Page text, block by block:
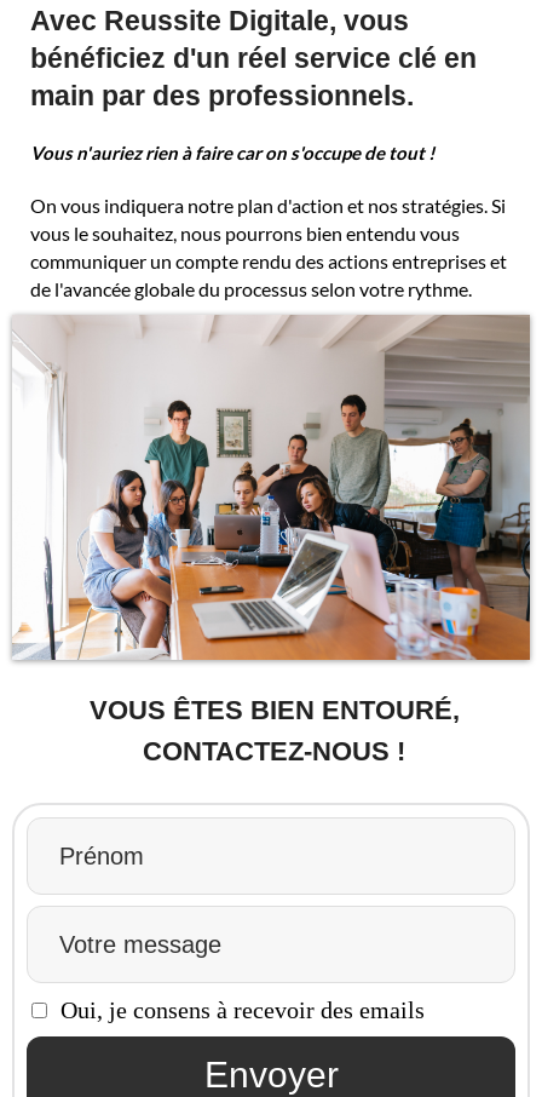
Avec Reussite Digitale, vous
bénéficiez d'un réel service clé en
main par des professionnels.
Vous n'auriez rien à faire car on s'occupe de tout !
On vous indiquera notre plan d'action et nos stratégies. Si
vous le souhaitez, nous pourrons bien entendu vous
communiquer un compte rendu des actions entreprises et
de l'avancée globale du processus selon votre rythme.
VOUS ÊTES BIEN ENTOURÉ,
CONTACTEZ-NOUS !
Oui, je consens à recevoir des emails
Envoyer